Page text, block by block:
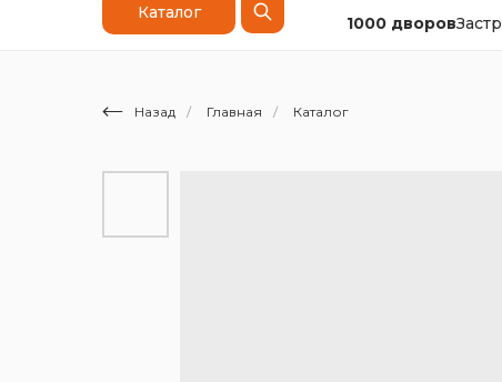
Каталог
1000 дворов
Назад / Главная / Каталог